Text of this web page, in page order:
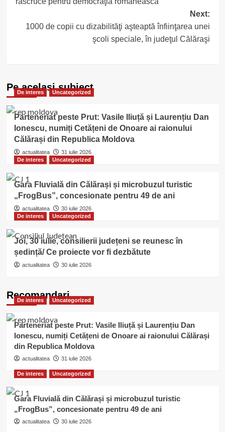
Next:
1000 de copii cu dizabilităţi aşteaptă înfiinţarea unei
şcoli speciale, în judeţul Călăraşi
Pe acelasi subiect
De interes Uncategorized
Parteneriat peste Prut: Vasile Iliuță și Laurențiu Dan
Ionescu, numiți Cetățeni de Onoare ai raionului
Călărași din Republica Moldova
actualitatea
31 iulie 2026
De interes
Uncategorized
Gara Fluvială din Călărași și microbuzul turistic
„FrogBus”, concesionate pentru 49 de ani
actualitatea
30 iulie 2026
De interes
Uncategorized
Joi, 30 iulie, consilierii județeni se reunesc în
ședință/ Ce proiecte vor fi dezbătute
actualitatea 30 iulie 2026
Recomandari
De interes Uncategorized
Parteneriat peste Prut: Vasile Iliuță și Laurențiu Dan
Ionescu, numiți Cetățeni de Onoare ai raionului Călărași
din Republica Moldova
actualitatea 31 iulie 2026
De interes Uncategorized
Gara Fluvială din Călărași și microbuzul turistic
„FrogBus”, concesionate pentru 49 de ani
actualitatea 30 iulie 2026